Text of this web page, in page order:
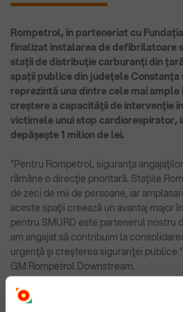
Rompetrol, în parteneriat cu
finalizat instalarea de defibrilatoare
staţii de distribuţie carburanţi din
spaţii publice din judeţele Constanţa
reprezintă una dintre cele mai
creştere a capacităţii de intervenţie
victimele unui stop cardiorespirator,
depăşeşte 1 milion de lei.
“Pentru Rompetrol, siguranţa
rămâne o direcţie prioritară. Staţiile
de zeci de mii de persoane, iar
aceste spaţii creează un avantaj major
pentru SMURD este partenerul nostru
am angajat să contribuim la
urgenţă şi creşterea siguranţei
GM Rompetrol Downstream.
Defibrilatoare sunt amplasate în zone
situate pe drumuri naţionale, rute